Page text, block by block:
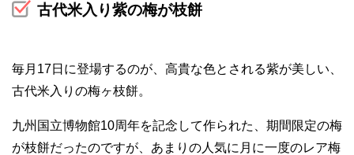
古代米入り紫の梅が枝餅
毎月17日に登場するのが、高貴な色とされる紫が美しい、
古代米入りの梅ヶ枝餅。
九州国立博物館10周年を記念して作られた、期間限定の梅
が枝餅だったのですが、あまりの人気に月に一度のレア梅